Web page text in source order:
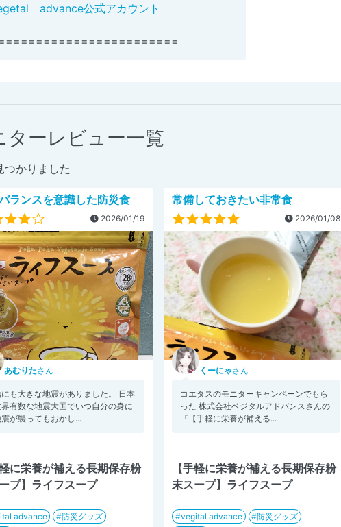
advance公式アカウント
ターレビュー一覧
つかりました
ランスを意識した防災食
2026/01/19
あむりたさん
も大きな地震がありました。 日本
有数な地震大国でいつ自分の身に
が襲ってもおかし...
に栄養が補える長期保存粉
プ】ライフスープ
advance
防災グッズ
常備しておきたい非常食
2026/01/08
くーにゃさん
コエタスのモニターキャンペーンでもら
った 株式会社ベジタルアドバンスさんの
『【手軽に栄養が補える...
【手軽に栄養が補える長期保存粉
末スープ】ライフスープ
vegital advance
防災グッズ